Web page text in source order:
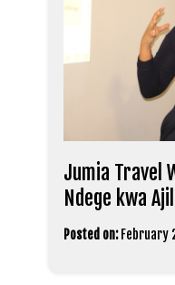
Jumia Travel
Ndege kwa
Posted on: February